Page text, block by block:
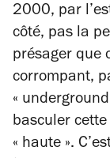
2000, par l’
côté, pas la
présager que
corrompant,
«
basculer
« haute ».